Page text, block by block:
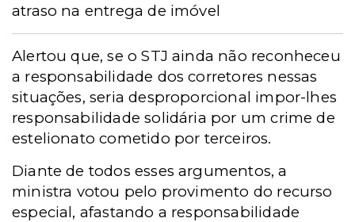
atraso na entrega de imóvel
Alertou que, se o STJ ainda não reconheceu
a responsabilidade dos corretores nessas
situações, seria desproporcional impor-lhes
responsabilidade solidária por um crime de
estelionato cometido por terceiros.
Diante de todos esses argumentos, a
ministra votou pelo provimento do recurso
especial, afastando a responsabilidade